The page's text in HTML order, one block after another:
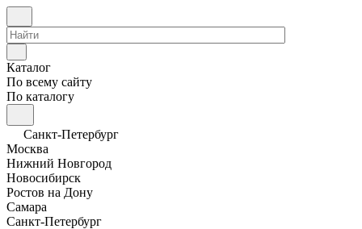
Каталог
По всему сайту
По каталогу
Санкт-Петербург
Москва
Нижний Новгород
Новосибирск
Ростов на Дону
Самара
Санкт-Петербург